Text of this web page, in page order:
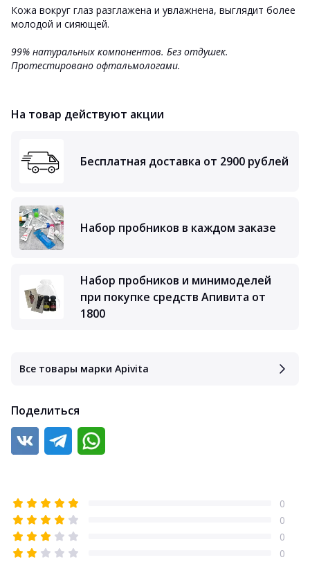
Кожа вокруг глаз разглажена и увлажнена, выглядит более
молодой и сияющей.
99% натуральных компонентов. Без отдушек.
Протестировано офтальмологами.
На товар действуют акции
Бесплатная доставка от 2900 рублей
Набор пробников в каждом заказе
Набор пробников и минимоделей
при покупке средств Апивита от
1800
Все товары марки Apivita
Поделиться
0
0
0
0